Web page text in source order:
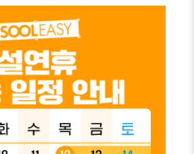
위해 본인인증 후 포인트가 지급됩니다.
위해 상품배송완료 후 포인트가 지급됩니다.